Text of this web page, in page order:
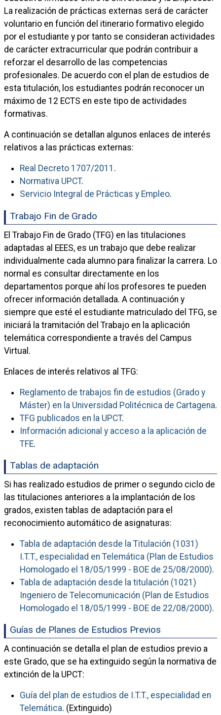
La realización de prácticas externas será de carácter
voluntario en función del itinerario formativo elegido
por el estudiante y por tanto se consideran actividades
de carácter extracurricular que podrán contribuir a
reforzar el desarrollo de las competencias
profesionales. De acuerdo con el plan de estudios de
esta titulación, los estudiantes podrán reconocer un
máximo de 12 ECTS en este tipo de actividades
formativas.
A continuación se detallan algunos enlaces de interés
relativos a las prácticas externas:
Real Decreto 1707/2011 .
Normativa UPCT.
Servicio Integral de Prácticas y Empleo.
Trabajo Fin de Grado
El Trabajo Fin de Grado (TFG) en las titulaciones
adaptadas al EEES, es un trabajo que debe realizar
individualmente cada alumno para finalizar la carrera. Lo
normal es consultar directamente en los
departamentos porque ahí los profesores te pueden
ofrecer información detallada. A continuación y
siempre que esté el estudiante matriculado del TFG, se
iniciará la tramitación del Trabajo en la aplicación
telemática correspondiente a través del Campus
Virtual.
Enlaces de interés relativos al TFG:
Reglamento de trabajos fin de estudios (Grado y
Máster) en la Universidad Politécnica de Cartagena.
TFG publicados en la UPCT.
Información adicional y acceso a la aplicación de
TFE.
Tablas de adaptación
Si has realizado estudios de primer o segundo ciclo de
las titulaciones anteriores a la implantación de los
grados, existen tablas de adaptación para el
reconocimiento automático de asignaturas:
Tabla de adaptación desde la Titulación (1031)
I.T.T., especialidad en Telemática (Plan de Estudios
Homologado el 18/05/1999 - BOE de 25/08/2000).
Tabla de adaptación desde la titulación (1021)
Ingeniero de Telecomunicación (Plan de Estudios
Homologado el 18/05/1999 - BOE de 22/08/2000).
Guías de Planes de Estudios Previos
A continuación se detalla el plan de estudios previo a
este Grado, que se ha extinguido según la normativa de
extinción de la UPCT:
Guía del plan de estudios de I.T.T., especialidad en
Telemática. (Extinguido)